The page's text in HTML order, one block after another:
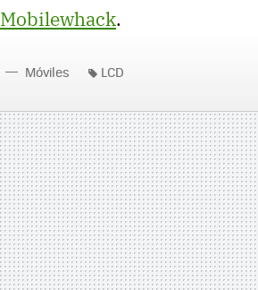
Mobilewhack.
Móviles LCD